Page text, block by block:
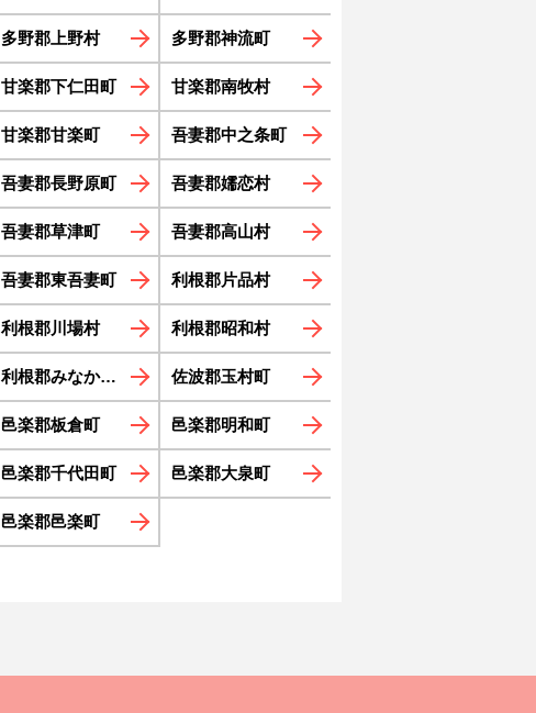
多野郡上野村 多野郡神流町
甘楽郡下仁田町 甘楽郡南牧村
甘楽郡甘楽町 吾妻郡中之条町
吾妻郡長野原町 吾妻郡嬬恋村
吾妻郡草津町 吾妻郡高山村
吾妻郡東吾妻町 利根郡片品村
利根郡川場村 利根郡昭和村
利根郡みなかみ町 佐波郡玉村町
邑楽郡板倉町 邑楽郡明和町
邑楽郡千代田町 邑楽郡大泉町
邑楽郡邑楽町